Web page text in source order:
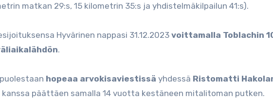
matkan 29:s, 15 kilometrin 35:s ja yhdistelmäkilpailun 41:s).
Hyvärinen nappasi 31.12.2023 voittamalla Toblachin
.
hopeaa arvokisaviestissä yhdessä Ristomatti
kanssa päättäen samalla 14 vuotta kestäneen mitalitoman putken.